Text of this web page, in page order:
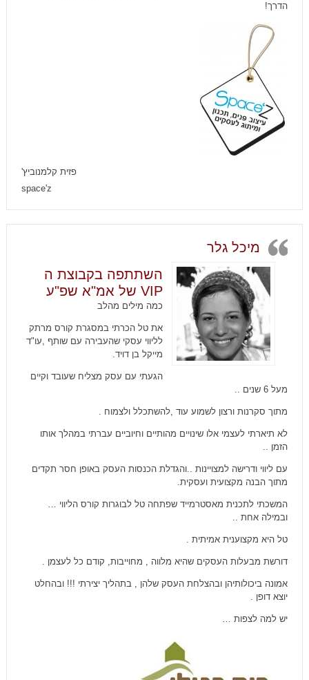
הדרך!
פזית קלמנוביץ'
space'z
מיכל גלר
השתתפה בקבוצת ה
VIP של אמ"א שפ"ע
כמה מילים מהלב
את טל הכרתי במסגרת קורס מרתק
לליווי עסקי שהעבירה עם שותף ,עו"ד
מייקל בן דויד.
הגעתי עם עסק מצליח שעובד וקיים
מעל 6 שנים ..
מתוך סקרנות ורצון לשמוע עוד ,להשתכלל ולצמוח .
לא תיארתי לעצמי אלו שינויים מהותיים וחיוביים עברתי במהלך אותו
הזמן ..
עם ליווי ודרישה למצויינות ..והגדלת הכנסות העסק באופן חסר תקדים
מתוך הבנה מקצועית ועסקית.
המשכתי לתכנית מאסטרמייד שפתחה טל לבוגרות קורס הליווי …
ובמילה אחת ..
טל היא מקצוענית אמיתית .
דורשת מבעלות העסקים שהיא מלווה , מחוייבות, קודם כל לעצמן .
אמונה ביכולותיהן ובהצלחת העסק שלהן , בתהליך יצירתי !!! ובהחלט
יוצא דופן .
יש למה לצפות …